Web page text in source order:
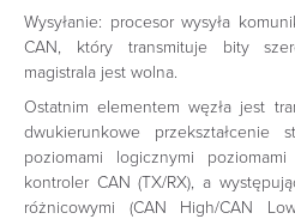
Wysyłanie: procesor wysyła
CAN, który transmituje bity
magistrala jest wolna.
Ostatnim elementem węzła jest
dwukierunkowe przekształcenie
poziomami logicznymi
kontroler CAN (TX/RX), a
różnicowymi (CAN High/CAN